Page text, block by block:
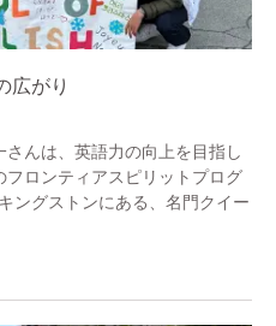
広がり
んは、英語力の向上を目指し
ロンティアスピリットプログ
ングストンにある、名門クイー